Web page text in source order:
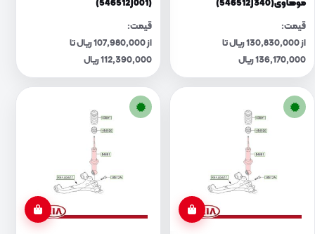
موهاوی(546512J340)
قیمت:
از 130,830,000 ریال تا
136,170,000 ریال
(546512J001)
قیمت:
از 107,980,000 ریال تا
112,390,000 ریال